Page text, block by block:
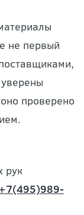
не первый
проверено
рук